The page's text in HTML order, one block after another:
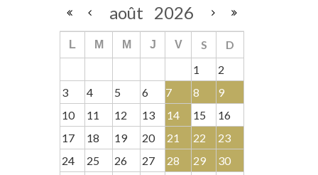
août 2026
L M M J V S
D
1
2
3
4 5 6 7 8
9
10
11 12 13 14 15
16
17
18 19 20 21 22
23
24
25 26 27 28 29
30